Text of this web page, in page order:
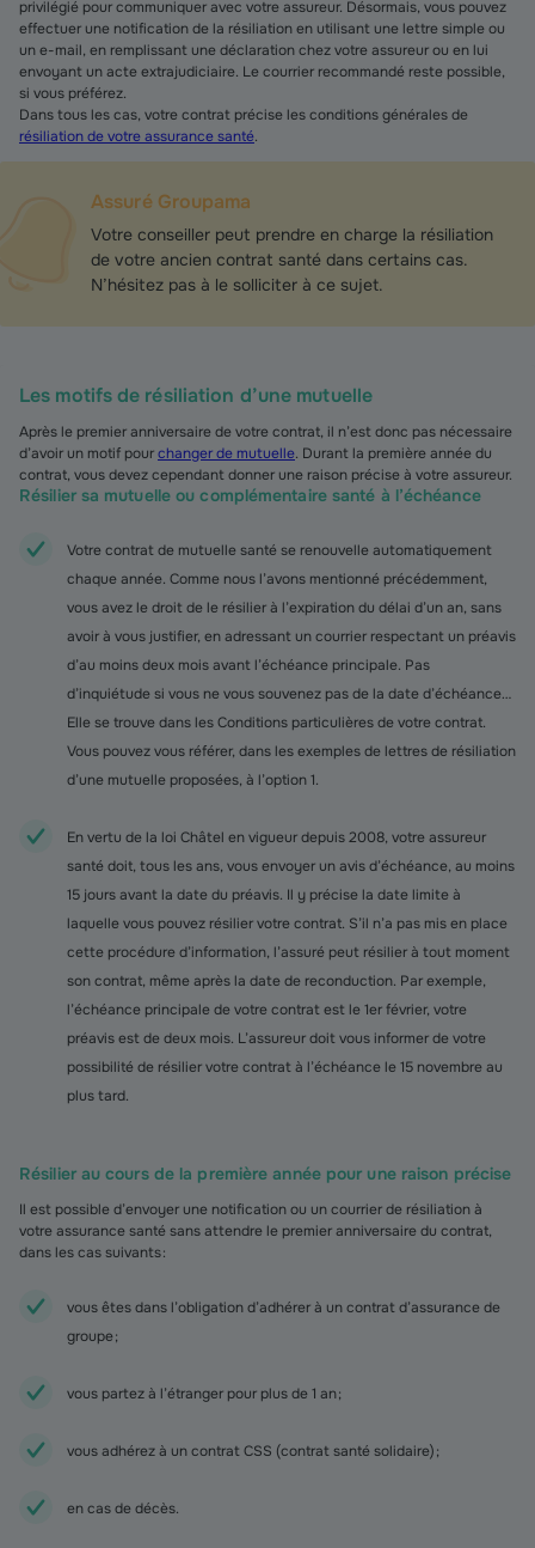
privilégié pour communiquer avec votre assureur. Désormais, vous pouvez
effectuer une notification de la résiliation en utilisant une lettre simple ou
un e-mail, en remplissant une déclaration chez votre assureur ou en lui
envoyant un acte extrajudiciaire. Le courrier recommandé reste possible,
si vous préférez.
Dans tous les cas, votre contrat précise les conditions générales de
résiliation de votre assurance santé.
Assuré Groupama
Votre conseiller peut prendre en charge la résiliation
de votre ancien contrat santé dans certains cas.
N’hésitez pas à le solliciter à ce sujet.
Les motifs de résiliation d’une mutuelle
Après le premier anniversaire de votre contrat, il n’est donc pas nécessaire
d’avoir un motif pourchanger de mutuelle. Durant la première année du
contrat, vous devez cependant donner une raison précise à votre assureur.
Résilier sa mutuelle ou complémentaire santé à l’échéance
Votre contrat de mutuelle santé se renouvelle automatiquement
chaque année. Comme nous l’avons mentionné précédemment,
vous avez le droit de le résilier à l’expiration du délai d’un an, sans
avoir à vous justifier, en adressant un courrier respectant un préavis
d’au moins deux mois avant l’échéance principale. Pas
d’inquiétude si vous ne vous souvenez pas de la date d’échéance…
Elle se trouve dans les Conditions particulières de votre contrat.
Vous pouvez vous référer, dans les exemples de lettres de résiliation
d’une mutuelle proposées, à l’option 1.
En vertu de la loi Châtel en vigueur depuis 2008, votre assureur
santé doit, tous les ans, vous envoyer un avis d’échéance, au moins
15 jours avant la date du préavis. Il y précise la date limite à
laquelle vous pouvez résilier votre contrat. S’il n’a pas mis en place
cette procédure d’information, l’assuré peut résilier à tout moment
son contrat, même après la date de reconduction. Par exemple,
l’échéance principale de votre contrat est le 1er février, votre
préavis est de deux mois. L’assureur doit vous informer de votre
possibilité de résilier votre contrat à l’échéance le 15 novembre au
plus tard.
Résilier au cours de la première année pour une raison précise
Il est possible d’envoyer une notification ou un courrier de résiliation à
votre assurance santé sans attendre le premier anniversaire du contrat,
dans les cas suivants :
vous êtes dans l’obligation d’adhérer à un contrat d’assurance de
groupe ;
vous partez à l’étranger pour plus de 1 an ;
vous adhérez à un contrat CSS (contrat santé solidaire) ;
en cas de décès.